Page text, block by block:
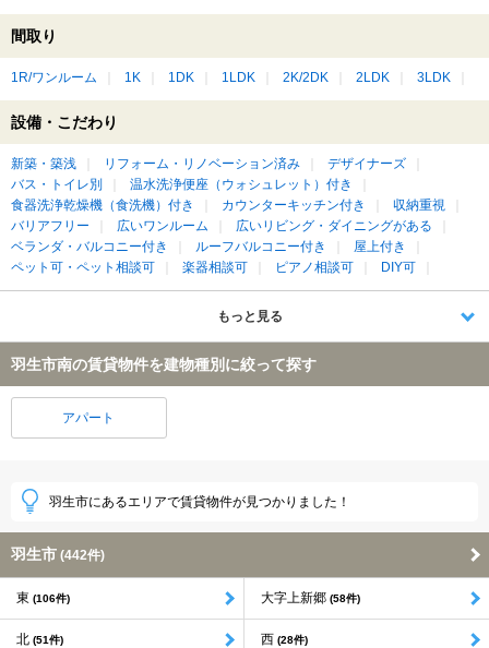
間取り
1R/ワンルーム 1K 1DK 1LDK 2K/2DK 2LDK 3LDK
設備・こだわり
新築・築浅 リフォーム・リノベーション済み
デザイナーズ
バス・トイレ別
温水洗浄便座（ウォシュレット）付き
食器洗浄乾燥機（食洗機）付き
カウンターキッチン付き
収納重視
バリアフリー
広いワンルーム
広いリビング・ダイニングがある
ベランダ・バルコニー付き
ルーフバルコニー付き
屋上付き
ペット可・ペット相談可
楽器相談可 ピアノ相談可 DIY可
もっと見る
羽生市南の賃貸物件を建物種別に絞って探す
アパート
羽生市にあるエリアで賃貸物件が見つかりました！
羽生市 (442件)
東 (106件) 大字上新郷 (58件)
北 (51件) 西 (28件)